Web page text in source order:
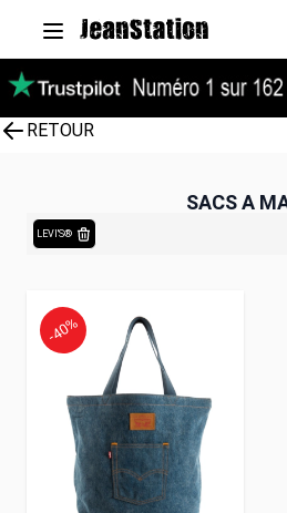
RETOUR
SACS A
LEVI'S®
-40%